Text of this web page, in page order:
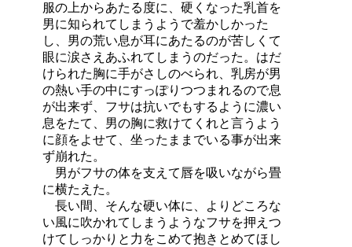
服の上からあたる度に、硬くなった乳首を
男に知られてしまうようで羞かしかった
し、男の荒い息が耳にあたるのが苦しくて
眼に涙さえあふれてしまうのだった。はだ
けられた胸に手がさしのべられ、乳房が男
の熱い手の中にすっぽりつつまれるので息
が出来ず、フサは抗いでもするように濃い
息をたて、男の胸に救けてくれと言うよう
に顔をよせて、坐ったままでいる事が出来
ず崩れた。
男がフサの体を支えて唇を吸いながら畳
に横たえた。
長い間、そんな硬い体に、よりどころな
い風に吹かれてしまうようなフサを押えつ
けてしっかりと力をこめて抱きとめてほし